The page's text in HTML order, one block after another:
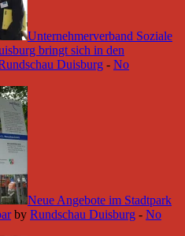
Unternehmerverband Soziale
bringt sich in den
Duisburg - No
Neue Angebote im Stadtpark
by Rundschau Duisburg - No